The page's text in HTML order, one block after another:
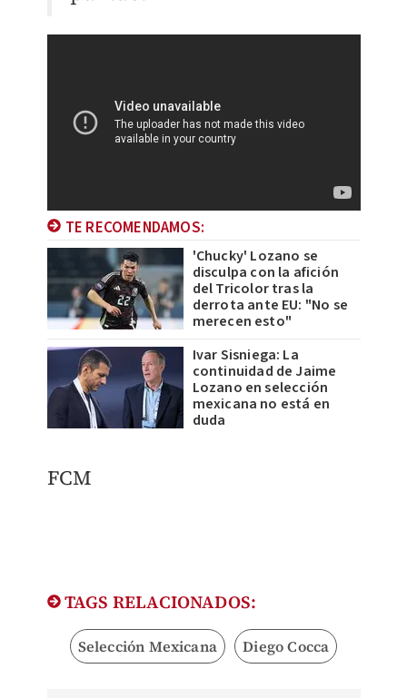
TE RECOMENDAMOS:
'Chucky' Lozano se
disculpa con la afición
del Tricolor tras la
derrota ante EU: "No se
merecen esto"
Ivar Sisniega: La
continuidad de Jaime
Lozano en selección
mexicana no está en
duda
FCM
TAGS RELACIONADOS:
Selección Mexicana Diego Cocca